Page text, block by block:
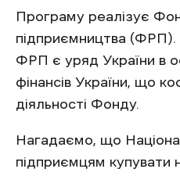
Програму реалізує
підприємництва
ФРП є уряд України в
фінансів України, що
діяльності Фонду.
Нагадаємо, що
підприємцям купувати